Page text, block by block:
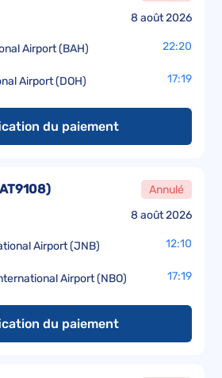
8 août 2026
Airport (BAH) 22:20
Airport (DOH) 17:19
du paiement
8 août 2026
AT9108) Annulé
Airport (JNB) 12:10
Airport (NBO) 17:19
du paiement